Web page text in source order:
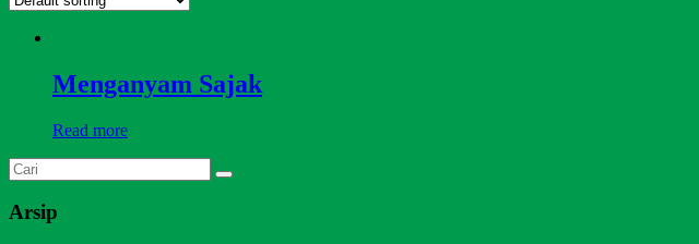
Menganyam Sajak
Read more
Arsip